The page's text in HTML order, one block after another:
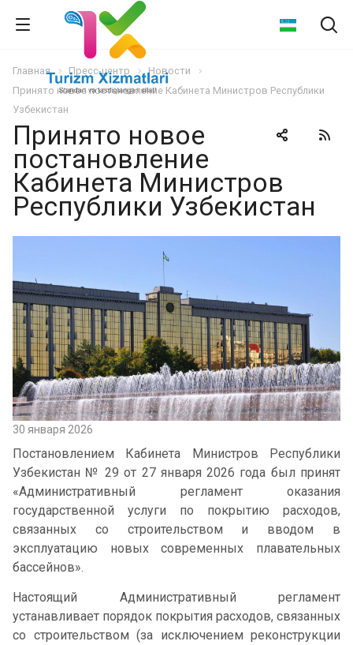
Главная Пресс-центр
Новости
Принято новое постановление Кабинета Министров Республики
Узбекистан
Принято новое
постановление
Кабинета Министров
Республики Узбекистан
30 января 2026
Постановлением Кабинета Министров Республики
Узбекистан № 29 от 27 января 2026 года был принят
«Административный регламент оказания
государственной услуги по покрытию расходов,
связанных со строительством и вводом в
эксплуатацию новых современных плавательных
бассейнов».
Настоящий Административный регламент
устанавливает порядок покрытия расходов, связанных
со строительством (за исключением реконструкции